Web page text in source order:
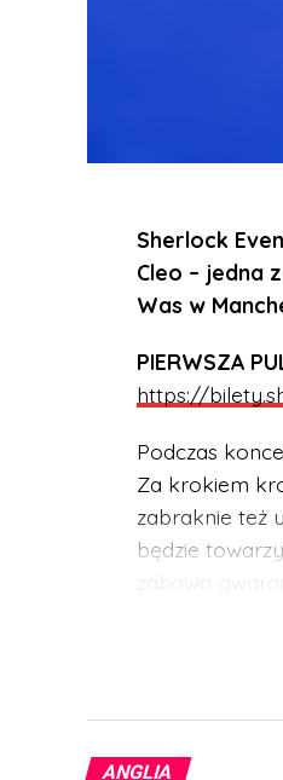
Sherlock
Cleo – jedna
Was w
PIERWSZA
https://
Podczas
Za krokiem
zabraknie też
będzie
UWAGA!
BILETY:
ANGLIA